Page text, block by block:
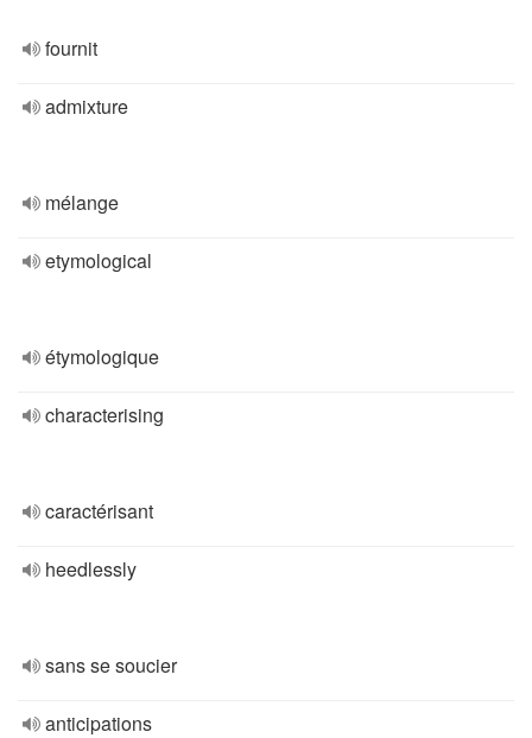
fournit
admixture
mélange
etymological
étymologique
characterising
caractérisant
heedlessly
sans se soucier
anticipations